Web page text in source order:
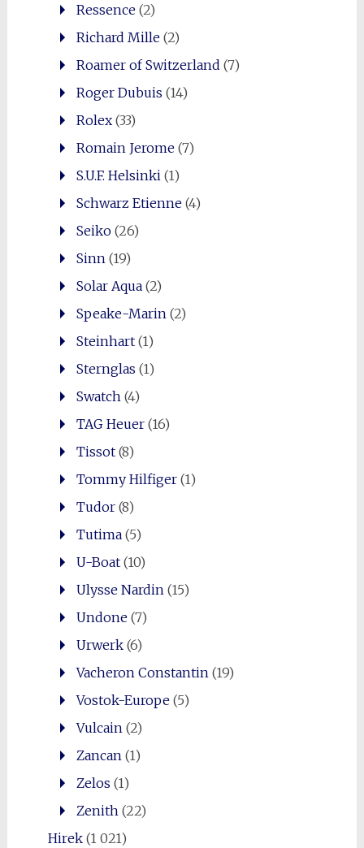
Ressence(2)
Richard Mille(2)
Roamer of Switzerland (7)
Roger Dubuis (14)
Rolex(33)
Romain Jerome(7)
S.U.F. Helsinki (1)
Schwarz Etienne(4)
Seiko(26)
Sinn (19)
Solar Aqua(2)
Speake-Marin (2)
Steinhart(1)
Sternglas (1)
Swatch (4)
TAG Heuer(16)
Tissot(8)
Tommy Hilfiger(1)
Tudor(8)
Tutima(5)
U-Boat(10)
Ulysse Nardin (15)
Undone(7)
Urwerk(6)
Vacheron Constantin (19)
Vostok-Europe(5)
Vulcain (2)
Zancan (1)
Zelos (1)
Zenith (22)
Hirek(1 021)